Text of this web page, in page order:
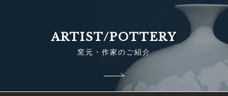
ARTIST/POTTERY
窯元・作家のご紹介